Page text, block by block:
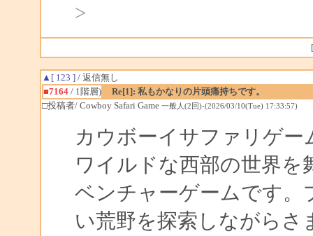
>
▲[ 123 ]/ 返信無し
■7164/ 1階層)
Re[1]: 私もかなりの片頭痛持ちです。
□投稿者/ Cowboy Safari Game 一般人(2回)-(2026/03/10(Tue) 17:33:57)
カウボーイサファリゲー
ワイルドな西部の世界
ベンチャーゲームです。
い荒野を探索しながら